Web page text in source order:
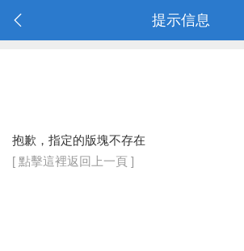
提示信息
抱歉，指定的版塊不存在
[ 點擊這裡返回上一頁 ]